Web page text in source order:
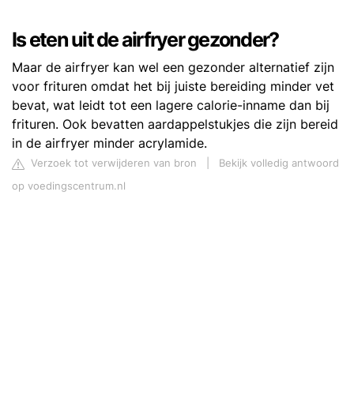
Is eten uit de airfryer gezonder?
Maar de airfryer kan wel een gezonder alternatief zijn
voor frituren omdat het bij juiste bereiding minder vet
bevat, wat leidt tot een lagere calorie-inname dan bij
frituren. Ook bevatten aardappelstukjes die zijn bereid
in de airfryer minder acrylamide.
Verzoek tot verwijderen van bron
Bekijk volledig antwoord
op voedingscentrum.nl